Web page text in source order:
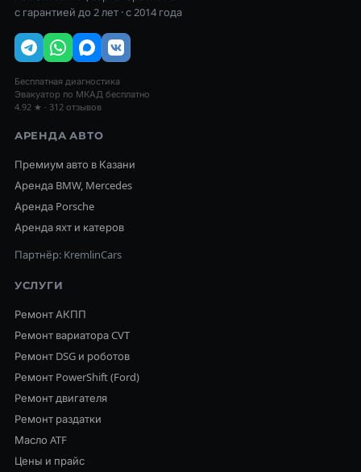
с гарантией до 2 лет · с 2014 года
Бесплатная диагностика
Эвакуатор по МКАД бесплатно
4.92 ★ · 312 отзывов
АРЕНДА АВТО
Премиум авто в Казани
Аренда BMW, Mercedes
Аренда Porsche
Аренда яхт и катеров
Партнёр: KremlinCars
УСЛУГИ
Ремонт АКПП
Ремонт вариатора CVT
Ремонт DSG и роботов
Ремонт PowerShift (Ford)
Ремонт двигателя
Ремонт раздатки
Масло ATF
Цены и прайс